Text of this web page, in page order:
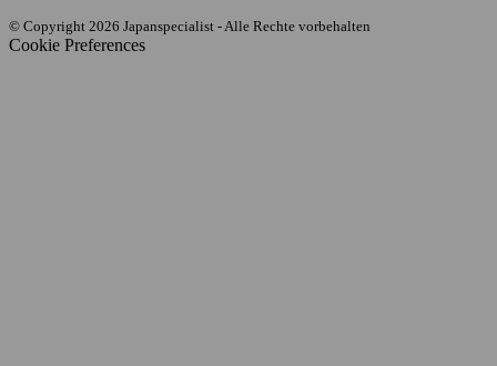
© Copyright 2026 Japanspecialist - Alle Rechte vorbehalten
Cookie Preferences